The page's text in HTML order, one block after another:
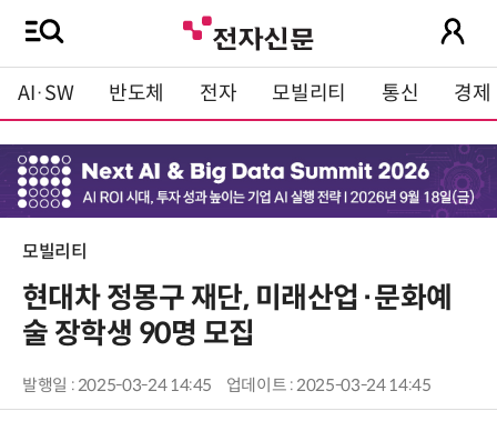
AI·SW 반도체 전자 모빌리티 통신 경제
모빌리티
현대차 정몽구 재단, 미래산업·문화예
술 장학생 90명 모집
발행일 : 2025-03-24 14:45 업데이트 : 2025-03-24 14:45